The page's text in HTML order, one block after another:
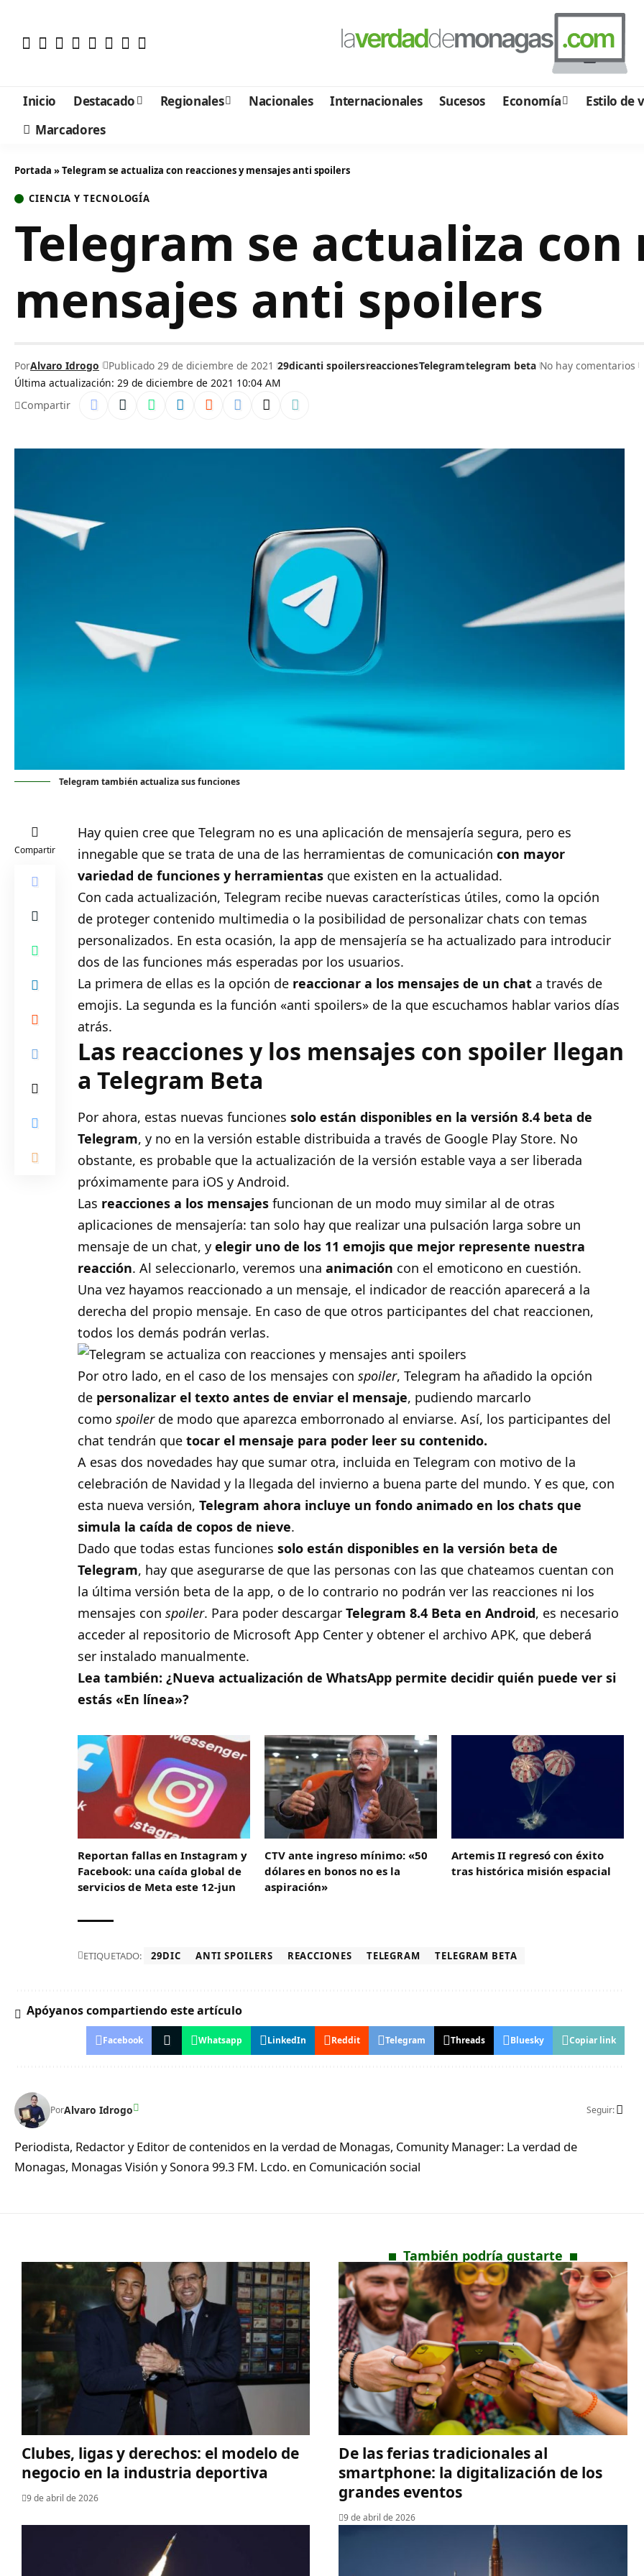
Inicio Destacado Regionales Nacionales Internacionales Sucesos Economía Estilo de
Marcadores
Portada »Telegram se actualiza con reacciones y mensajes anti spoilers
CIENCIA Y TECNOLOGÍA
Telegram se actualiza con
mensajes anti spoilers
Última actualización: 29 de diciembre de 2021 10:04 AM
PorAlvaro Idrogo Publicado 29 de diciembre de 2021 29dicanti spoilersreaccionesTelegramtelegram beta No hay comentarios
Compartir
Telegram también actualiza sus funciones
Compartir
Hay quien cree queTelegram no es una aplicación de mensajería segura, pero es
innegable que se trata de una de las herramientas de comunicacióncon mayor
variedad de funciones y herramientas que existen en la actualidad.
Con cada actualización, Telegram recibe nuevas características útiles, como la opción
de proteger contenido multimedia o la posibilidad de personalizar chats con temas
personalizados. En esta ocasión, la app de mensajería se ha actualizado para introducir
dos de las funciones más esperadas por los usuarios.
La primera de ellas es la opción de reaccionar a los mensajes de un chat a través de
emojis. La segunda es la función «anti spoilers» de la que escuchamos hablar varios días
atrás.
Las reacciones y los mensajes con spoiler llegan
a Telegram Beta
Por ahora, estas nuevas funcionessolo están disponibles en la versión 8.4 beta de
Telegram, y no en la versión estable distribuida a través de Google Play Store. No
obstante, es probable que la actualización de la versión estable vaya a ser liberada
próximamente para iOS y Android.
Las reacciones a los mensajes funcionan de un modo muy similar al de otras
aplicaciones de mensajería: tan solo hay que realizar una pulsación larga sobre un
mensaje de un chat, yelegir uno de los 11 emojis que mejor represente nuestra
reacción. Al seleccionarlo, veremos unaanimación con el emoticono en cuestión.
Una vez hayamos reaccionado a un mensaje, el indicador de reacción aparecerá a la
derecha del propio mensaje. En caso de que otros participantes del chat reaccionen,
todos los demás podrán verlas.
Por otro lado, en el caso de los mensajes conspoiler, Telegram ha añadido la opción
de personalizar el texto antes de enviar el mensaje, pudiendo marcarlo
comospoilerde modo que aparezca emborronado al enviarse. Así, los participantes del
chat tendrán quetocar el mensaje para poder leer su contenido.
A esas dos novedades hay que sumar otra, incluida en Telegram con motivo de la
celebración de Navidad y la llegada del invierno a buena parte del mundo. Y es que, con
esta nueva versión,Telegram ahora incluye un fondo animado en los chats que
simula la caída de copos de nieve.
Dado que todas estas funcionessolo están disponibles en la versión beta de
Telegram, hay que asegurarse de que las personas con las que chateamos cuentan con
la última versión beta de la app, o de lo contrario no podrán ver las reacciones ni los
mensajes conspoiler. Para poder descargarTelegram 8.4 Beta en Android, es necesario
acceder al repositorio de Microsoft App Center y obtener el archivo APK, que deberá
ser instalado manualmente.
Lea también:¿Nueva actualización de WhatsApp permite decidir quién puede ver si
estás «En línea»?
Reportan fallas en Instagram y
Facebook: una caída global de
servicios de Meta este 12-jun
CTV ante ingreso mínimo: «50
dólares en bonos no es la
aspiración»
Artemis II regresó con éxito
tras histórica misión espacial
ETIQUETADO: 29DIC ANTI SPOILERS REACCIONES TELEGRAM TELEGRAM BETA
Apóyanos compartiendo este artículo
Facebook Whatsapp LinkedIn Reddit Telegram Threads Bluesky Copiar link
PorAlvaro Idrogo Seguir:
Periodista, Redactor y Editor de contenidos en la verdad de Monagas, Comunity Manager: La verdad de
Monagas, Monagas Visión y Sonora 99.3 FM. Lcdo. en Comunicación social
También podría gustarte
Clubes, ligas y derechos: el modelo de
negocio en la industria deportiva
9 de abril de 2026
De las ferias tradicionales al
smartphone: la digitalización de los
grandes eventos
9 de abril de 2026